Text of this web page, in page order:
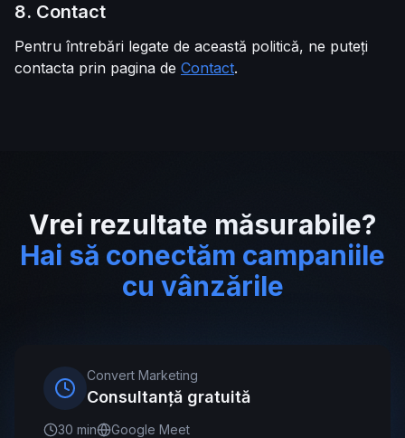
8. Contact
Pentru întrebări legate de această politică, ne puteți
contacta prin pagina de Contact.
Vrei rezultate măsurabile?
Hai să conectăm campaniile
cu vânzările
Convert Marketing
Consultanță gratuită
30 min Google Meet